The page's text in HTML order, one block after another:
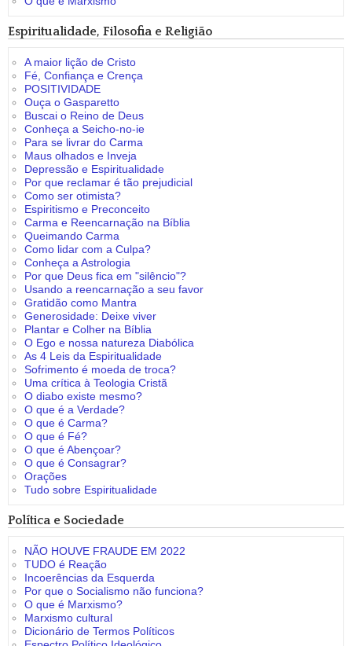
Espiritualidade, Filosofia e Religião
A maior lição de Cristo
Fé, Confiança e Crença
POSITIVIDADE
Ouça o Gasparetto
Buscai o Reino de Deus
Conheça a Seicho-no-ie
Para se livrar do Carma
Maus olhados e Inveja
Depressão e Espiritualidade
Por que reclamar é tão prejudicial
Como ser otimista?
Espiritismo e Preconceito
Carma e Reencarnação na Bíblia
Queimando Carma
Como lidar com a Culpa?
Conheça a Astrologia
Por que Deus fica em "silêncio"?
Usando a reencarnação a seu favor
Gratidão como Mantra
Generosidade: Deixe viver
Plantar e Colher na Bíblia
O Ego e nossa natureza Diabólica
As 4 Leis da Espiritualidade
Sofrimento é moeda de troca?
Uma crítica à Teologia Cristã
O diabo existe mesmo?
O que é a Verdade?
O que é Carma?
O que é Fé?
O que é Abençoar?
O que é Consagrar?
Orações
Tudo sobre Espiritualidade
Política e Sociedade
NÃO HOUVE FRAUDE EM 2022
TUDO é Reação
Incoerências da Esquerda
Por que o Socialismo não funciona?
O que é Marxismo?
Marxismo cultural
Dicionário de Termos Políticos